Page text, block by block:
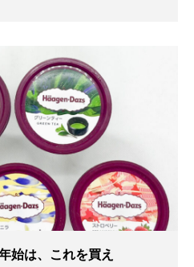
始は、これを買え